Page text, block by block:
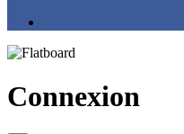
Connexion